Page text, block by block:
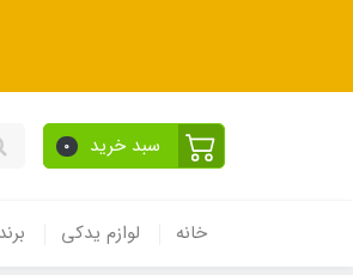
سبد خرید 0
خانه لوازم یدکی